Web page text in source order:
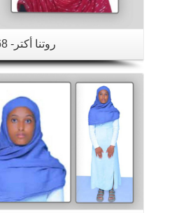
روتنا أكتر- B1168
تفاصيل